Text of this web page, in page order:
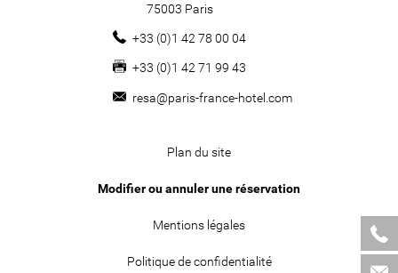
75003 Paris
+33 (0)1 42 78 00 04
+33 (0)1 42 71 99 43
resa@paris-france-hotel.com
Plan du site
Modifier ou annuler une réservation
Mentions légales
Politique de confidentialité